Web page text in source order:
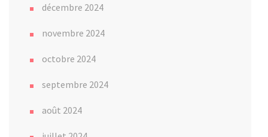
décembre 2024
novembre 2024
octobre 2024
septembre 2024
août 2024